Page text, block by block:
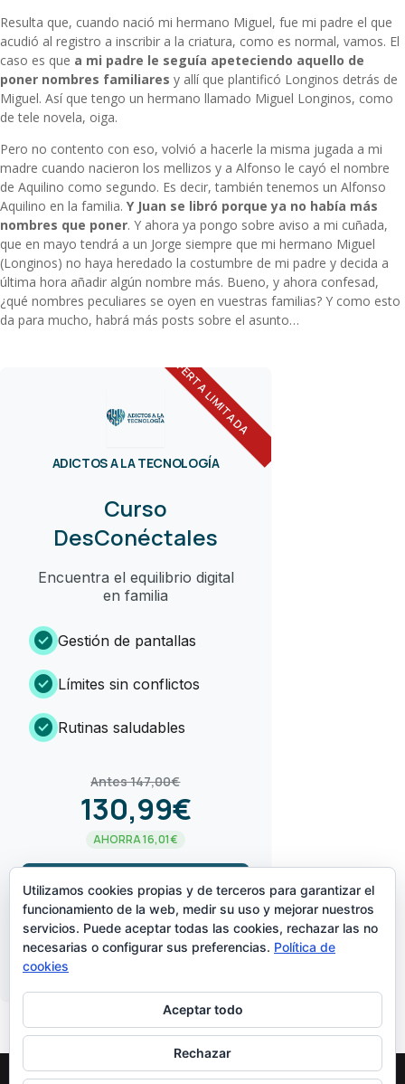
Resulta que, cuando nació mi hermano Miguel, fue mi padre el que
acudió al registro a inscribir a la criatura, como es normal, vamos. El
caso es que a mi padre le seguía apeteciendo aquello de
poner nombres familiares y allí que plantificó Longinos detrás de
Miguel. Así que tengo un hermano llamado Miguel Longinos, como
de tele novela, oiga.
Pero no contento con eso, volvió a hacerle la misma jugada a mi
madre cuando nacieron los mellizos y a Alfonso le cayó el nombre
de Aquilino como segundo. Es decir, también tenemos un Alfonso
Aquilino en la familia. Y Juan se libró porque ya no había más
nombres que poner. Y ahora ya pongo sobre aviso a mi cuñada,
que en mayo tendrá a un Jorge siempre que mi hermano Miguel
(Longinos) no haya heredado la costumbre de mi padre y decida a
última hora añadir algún nombre más. Bueno, y ahora confesad,
¿qué nombres peculiares se oyen en vuestras familias? Y como esto
da para mucho, habrá más posts sobre el asunto…
OFERTA LIMITADA
ADICTOS A LA TECNOLOGÍA
Curso
DesConéctales
Encuentra el equilibrio digital
en familia
check_circle Gestión de pantallas
check_circle Límites sin conflictos
check_circle Rutinas saludables
Antes 147,00€
130,99€
AHORRA 16,01€
¡LO QUIERO!arrow_forward
CREADO POR
Utilizamos cookies propias y de terceros para garantizar el
funcionamiento de la web, medir su uso y mejorar nuestros
servicios. Puede aceptar todas las cookies, rechazar las no
necesarias o configurar sus preferencias. Política de
cookies
Aceptar todo
Rechazar